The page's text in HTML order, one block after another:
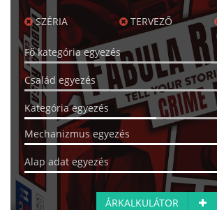
SZÉRIA TERVEZŐ
Fő kategória egyezés
Család egyezés
Kategória egyezés
Mechanizmus egyezés
Alap adat egyezés
ÁRKALKULÁTOR